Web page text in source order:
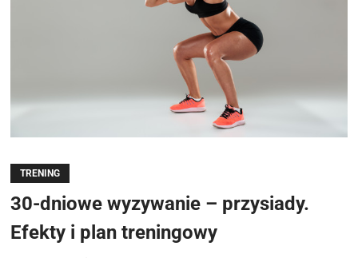
TRENING
30-dniowe wyzywanie – przysiady.
Efekty i plan treningowy